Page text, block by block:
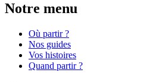
Notre menu
Où partir ?
Nos guides
Vos histoires
Quand partir ?